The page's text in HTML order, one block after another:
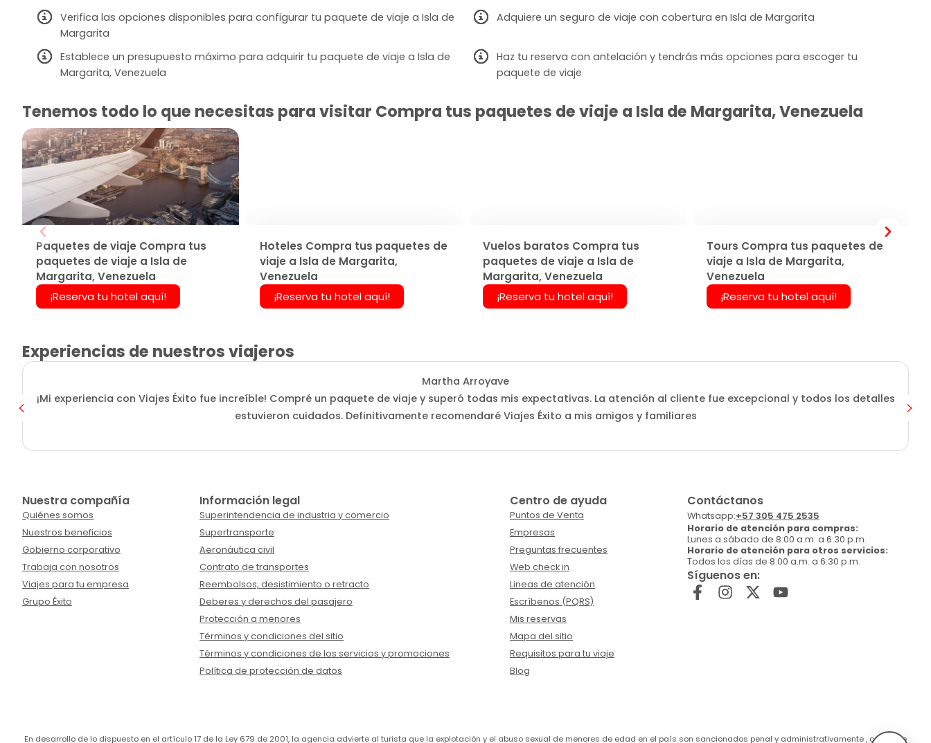
Verifica las opciones disponibles para configurar tu paquete de viaje a Isla de
Margarita
Adquiere un seguro de viaje con cobertura en Isla de Margarita
Establece un presupuesto máximo para adquirir tu paquete de viaje a Isla de
Margarita, Venezuela
Haz tu reserva con antelación y tendrás más opciones para escoger tu
paquete de viaje
Tenemos todo lo que necesitas para visitar Compra tus paquetes de viaje a Isla de Margarita, Venezuela
Paquetes de viaje Compra tus
paquetes de viaje a Isla de
Margarita, Venezuela
¡Reserva tu hotel aquí!
Hoteles Compra tus paquetes de
viaje a Isla de Margarita,
Venezuela
¡Reserva tu hotel aquí!
Vuelos baratos Compra tus
paquetes de viaje a Isla de
Margarita, Venezuela
¡Reserva tu hotel aquí!
Tours Compra tus paquetes de
viaje a Isla de Margarita,
Venezuela
¡Reserva tu hotel aquí!
Experiencias de nuestros viajeros
Martha Arroyave
¡Mi experiencia con Viajes Éxito fue increíble! Compré un paquete de viaje y superó todas mis expectativas. La atención al cliente fue excepcional y todos los detalles
estuvieron cuidados. Definitivamente recomendaré Viajes Éxito a mis amigos y familiares
Nuestra compañía
Quiénes somos
Nuestros beneficios
Gobierno corporativo
Trabaja con nosotros
Viajes para tu empresa
Grupo Éxito
Información legal
Superintendencia de industria y comercio
Supertransporte
Aeronáutica civil
Contrato de transportes
Reembolsos, desistimiento o retracto
Deberes y derechos del pasajero
Protección a menores
Términos y condiciones del sitio
Términos y condiciones de los servicios y promociones
Política de protección de datos
Centro de ayuda
Puntos de Venta
Empresas
Preguntas frecuentes
Web check in
Lineas de atención
Escríbenos (PQRS)
Mis reservas
Mapa del sitio
Requisitos para tu viaje
Blog
Contáctanos
Whatsapp:+57 305 475 2535
Horario de atención para compras:
Lunes a sábado de 8:00 a.m. a 6:30 p.m.
Horario de atención para otros servicios:
Todos los días de 8:00 a.m. a 6:30 p.m.
Síguenos en:
En desarrollo de lo dispuesto en el artículo 17 de la Ley 679 de 2001, la agencia advierte al turista que la explotación y el abuso sexual de menores de edad en el país son sancionados penal y administrativamente , conforme